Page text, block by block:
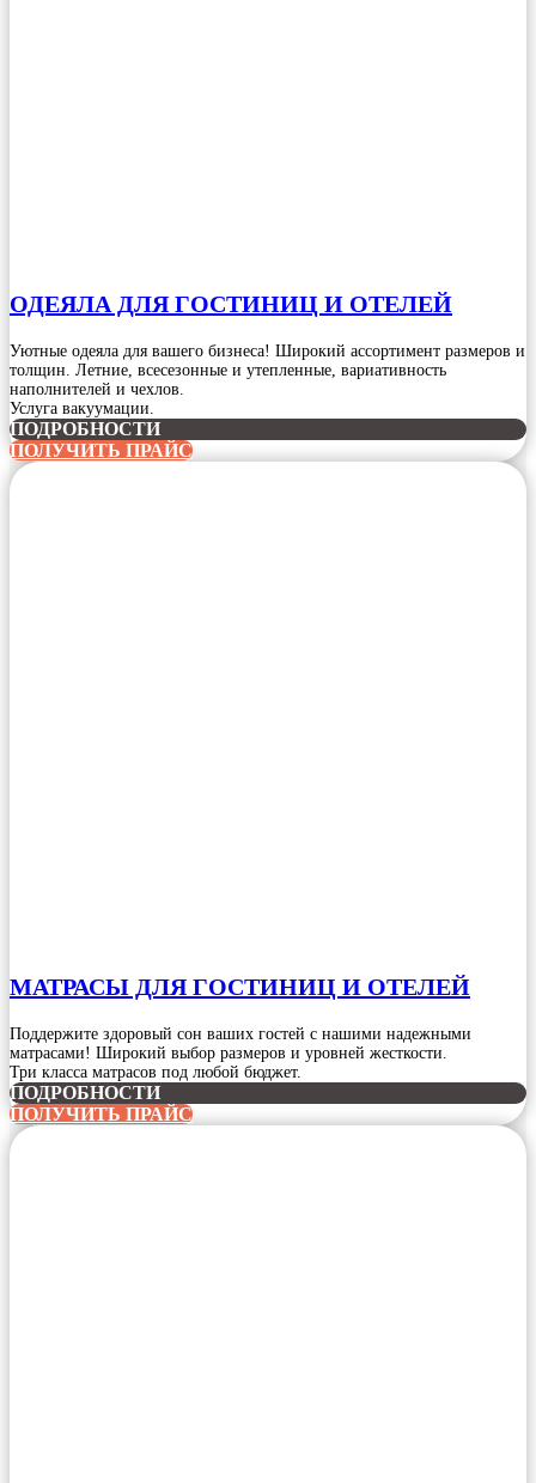
ОДЕЯЛА ДЛЯ ГОСТИНИЦ И ОТЕЛЕЙ
Уютные одеяла для вашего бизнеса! Широкий ассортимент размеров и
толщин. Летние, всесезонные и утепленные, вариативность
наполнителей и чехлов.
Услуга вакуумации.
ПОДРОБНОСТИ
ПОЛУЧИТЬ ПРАЙС
МАТРАСЫ ДЛЯ ГОСТИНИЦ И ОТЕЛЕЙ
Поддержите здоровый сон ваших гостей с нашими надежными
матрасами! Широкий выбор размеров и уровней жесткости.
Три класса матрасов под любой бюджет.
ПОДРОБНОСТИ
ПОЛУЧИТЬ ПРАЙС